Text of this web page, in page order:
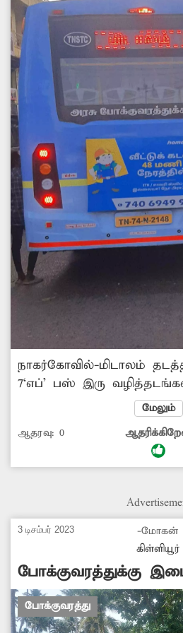
நாகர்கோவில்-மிடாலம்
7‘எப்’ பஸ் இரு
முறை இயக்கப்படுகின்றன.
திங்கள்நகர், குளச்சல்
வழித்தடத்திலும், மற்றொரு வழித்தடமாக
திங்கள்நகர்,
பலமுறை இரு
நாகர்கோவில் என பதிவிட்டு
இதனால் பயணிகள்
ஏற்படுவதுடன்,
மாறி பஸ்சில் ஏறி...
மேலும்
ஆதரவு: 0
3 டிசம்பர் 2023
-மோகன்
கிள்ளியூர்
போக்குவரத்துக்கு
போக்குவரத்து